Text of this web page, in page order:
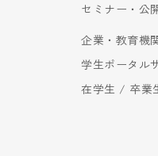
セミナー・公
企業・教育機
学生ポータル
在学生 / 卒業